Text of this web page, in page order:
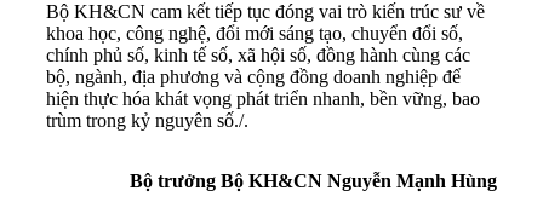
Bộ KH&CN cam kết tiếp tục đóng vai trò kiến trúc sư về
khoa học, công nghệ, đổi mới sáng tạo, chuyển đổi số,
chính phủ số, kinh tế số, xã hội số, đồng hành cùng các
bộ, ngành, địa phương và cộng đồng doanh nghiệp để
hiện thực hóa khát vọng phát triển nhanh, bền vững, bao
trùm trong kỷ nguyên số./.
Bộ trưởng Bộ KH&CN Nguyễn Mạnh Hùng